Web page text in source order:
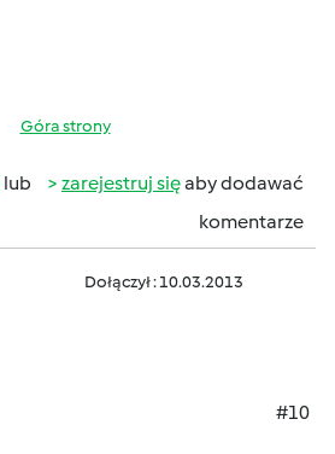
Góra strony
lub zarejestruj sięaby dodawać
komentarze
Dołączył : 10.03.2013
#10